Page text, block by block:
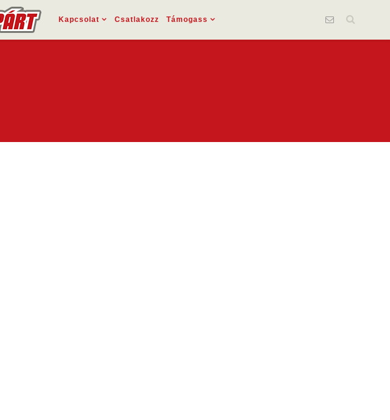
Kapcsolat Csatlakozz Támogass